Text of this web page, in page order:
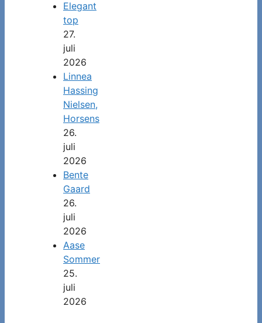
Elegant
top
27.
juli
2026
Linnea
Hassing
Nielsen,
Horsens
26.
juli
2026
Bente
Gaard
26.
juli
2026
Aase
Sommer
25.
juli
2026